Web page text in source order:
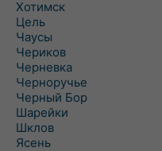
Хотимск
Цель
Чаусы
Чериков
Черневка
Черноручье
Черный Бор
Шарейки
Шклов
Ясень